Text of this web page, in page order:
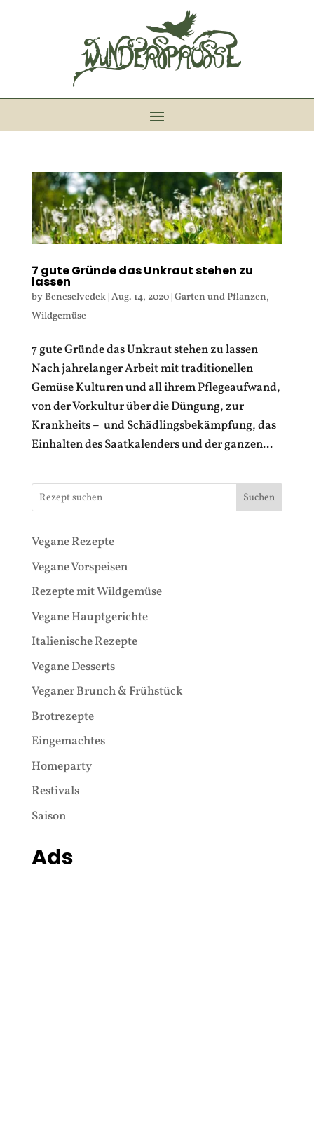
7 gute Gründe das Unkraut stehen zu
lassen
byBeneselvedek| Aug. 14, 2020| Garten und Pflanzen,
Wildgemüse
7 gute Gründe das Unkraut stehen zu lassen
Nach jahrelanger Arbeit mit traditionellen
Gemüse Kulturen und all ihrem Pflegeaufwand,
von der Vorkultur über die Düngung, zur
Krankheits – und Schädlingsbekämpfung, das
Einhalten des Saatkalenders und der ganzen...
Suchen
Vegane Rezepte
Vegane Vorspeisen
Rezepte mit Wildgemüse
Vegane Hauptgerichte
Italienische Rezepte
Vegane Desserts
Veganer Brunch & Frühstück
Brotrezepte
Eingemachtes
Homeparty
Restivals
Saison
Ads